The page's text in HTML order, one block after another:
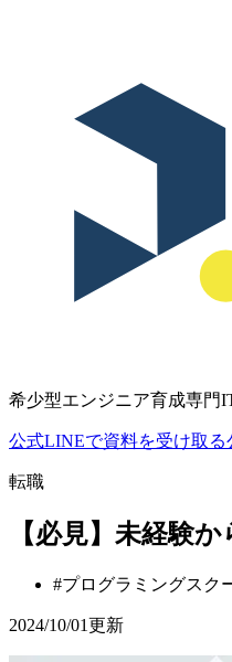
希少型エンジニア育成専門
公式LINEで資料を受け取る
転職
【必見】未経験
#プログラミングスク
2024/10/01更新